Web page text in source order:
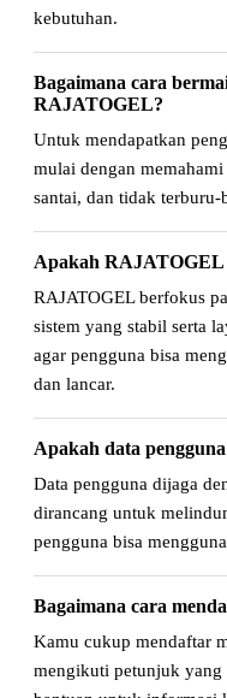
kebutuhan.
Bagaimana cara
RAJATOGEL?
Untuk mendapatkan
mulai dengan
santai, dan tidak
Apakah RAJATOGEL
RAJATOGEL berfokus
sistem yang stabil serta
agar pengguna bisa
dan lancar.
Apakah data
Data pengguna dijaga
dirancang untuk
pengguna bisa
Bagaimana cara
Kamu cukup mendaftar
mengikuti petunjuk yang